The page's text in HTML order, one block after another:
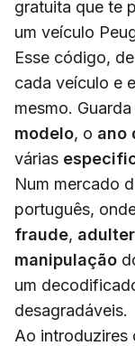
gratuita que te
um veículo
Esse código, de
cada veículo e
mesmo.
modelo, o ano
várias
Num mercado
português,
fraude,
manipulação
um
desagradáveis.
Ao introduzires